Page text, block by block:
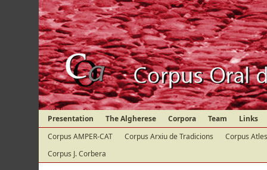
Presentation The Algherese Corpora Team
Links
Corpus AMPER-CAT
Corpus Arxiu de Tradicions
Corpus
Corpus J. Corbera